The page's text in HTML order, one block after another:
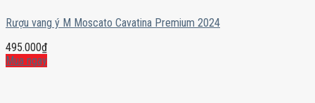
Rượu vang ý M Moscato Cavatina Premium 2024
495.000₫
Mua ngay